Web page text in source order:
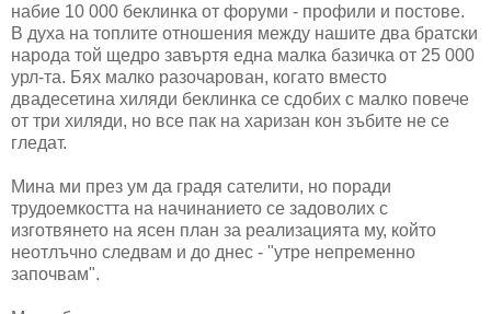
набие 10 000 беклинка от форуми - профили и постове.
В духа на топлите отношения между нашите два братски
народа той щедро завъртя една малка базичка от 25 000
урл-та. Бях малко разочарован, когато вместо
двадесетина хиляди беклинка се сдобих с малко повече
от три хиляди, но все пак на харизан кон зъбите не се
гледат.
Мина ми през ум да градя сателити, но поради
трудоемкостта на начинанието се задоволих с
изготвянето на ясен план за реализацията му, който
неотлъчно следвам и до днес - "утре непременно
започвам".